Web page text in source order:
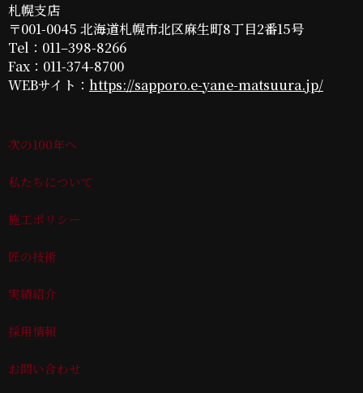
札幌支店
〒001-0045 北海道札幌市北区麻生町8丁目2番15号
Tel：011–398-8266
Fax：011-374-8700
WEBサイト： https://sapporo.e-yane-matsuura.jp/
次の100年へ
私たちについて
施工ポリシー
匠の技術
実績紹介
採用情報
お問い合わせ